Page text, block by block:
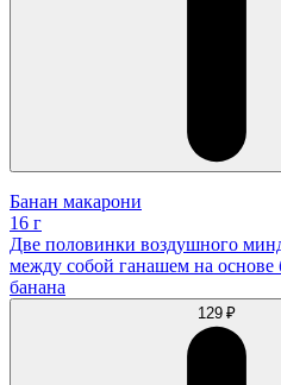
Банан макарони
16 г
Две половинки воздушного
между собой ганашем на
банана
129 ₽